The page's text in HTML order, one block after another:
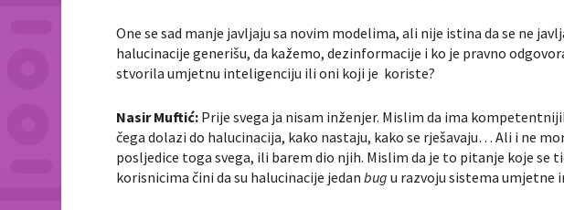
One se sad manje javljaju sa novim modelima, ali nije istina da se ne
halucinacije generišu, da kažemo, dezinformacije i ko je pravno
stvorila umjetnu inteligenciju ili oni koji je koriste?
Nasir Muftić: Prije svega ja nisam inženjer. Mislim da ima
čega dolazi do halucinacija, kako nastaju, kako se rješavaju… Ali i ne
posljedice toga svega, ili barem dio njih. Mislim da je to pitanje koje se
korisnicima čini da su halucinacije jedanbug u razvoju sistema umjetne